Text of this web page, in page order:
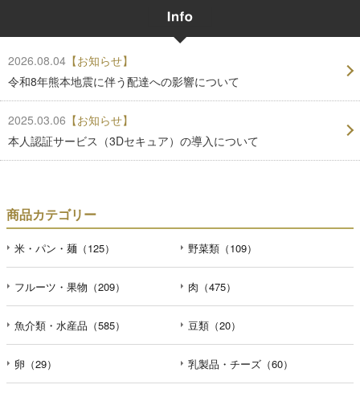
2026.08.04 【お知らせ】
令和8年熊本地震に伴う配達への影響について
2025.03.06 【お知らせ】
本人認証サービス（3Dセキュア）の導入について
商品カテゴリー
米・パン・麺（125） 野菜類（109）
フルーツ・果物（209） 肉（475）
魚介類・水産品（585） 豆類（20）
卵（29） 乳製品・チーズ（60）